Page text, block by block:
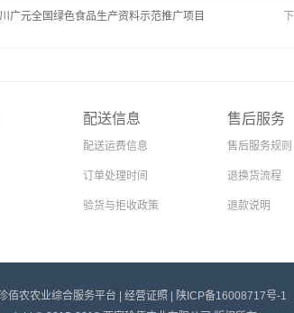
广元全国绿色食品生产资料示范推广项目
配送信息
配送运费信息
订单处理时间
验货与拒收政策
售后服务
售后服务规则
退换货流程
退款说明
佰农农业综合服务平台 | 经营证照
陕ICP备16008717号-1